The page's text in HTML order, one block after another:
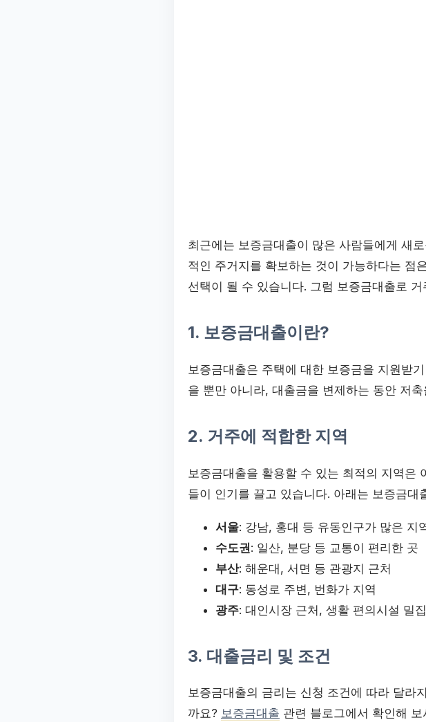
최근에는 보증금대출이 많은 사람들에게 새
적인 주거지를 확보하는 것이 가능하다는 점
선택이 될 수 있습니다. 그럼 보증금대출로
1. 보증금대출이란?
보증금대출은 주택에 대한 보증금을 지원받
을 뿐만 아니라, 대출금을 변제하는 동안 저
2. 거주에 적합한 지역
보증금대출을 활용할 수 있는 최적의 지역은
들이 인기를 끌고 있습니다. 아래는 보증금
서울: 강남, 홍대 등 유동인구가 많은 지
수도권: 일산, 분당 등 교통이 편리한 곳
부산: 해운대, 서면 등 관광지 근처
대구: 동성로 주변, 번화가 지역
광주: 대인시장 근처, 생활 편의시설 밀
3. 대출금리 및 조건
보증금대출의 금리는 신청 조건에 따라 달라
까요? 보증금대출 관련 블로그에서 확인해